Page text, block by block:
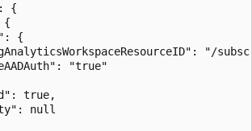
{
{
{
"/
"true"
true,
null